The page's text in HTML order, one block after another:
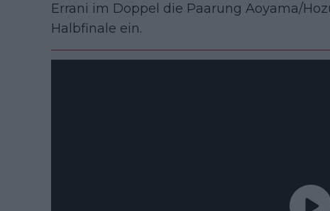
Errani im Doppel die Paarung Aoyama/
Halbfinale ein.